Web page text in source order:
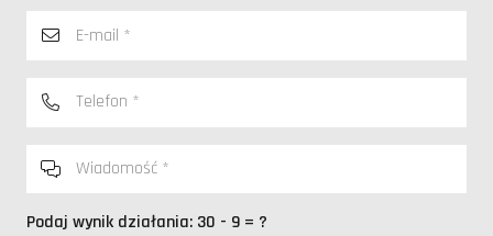
Podaj wynik działania: 30 - 9 = ?